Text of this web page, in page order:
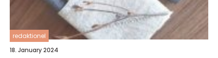
redaktionel
18. January 2024